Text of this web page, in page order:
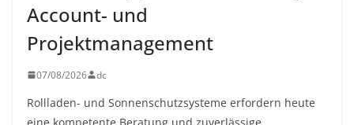
Account- und
Projektmanagement
07/08/2026 dc
Rollladen- und Sonnenschutzsysteme erfordern heute
eine kompetente Beratung und zuverlässige